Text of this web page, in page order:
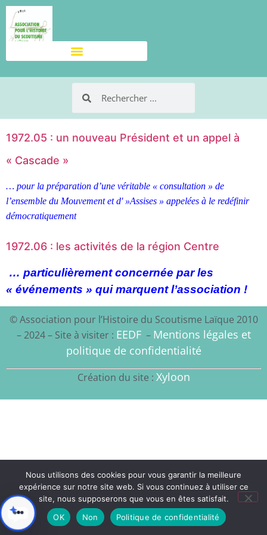
1972.05 : un nouveau Président et un appel à
« Cascade »
… pour la préparation d’une véritable « consultation » de
l’ensemble du Mouvement et d' »Assises » appelées à le redéfinir
démocratiquement
1972.06 : les activités de la région Centre
… particulièrement concernée par les
« événements » qui marquent l’association !
© Association pour l’Histoire du Scoutisme Laïque 2010
– 2024 – Site à visiter : EEDF– Mentions légales et
politique de confidentialité
Création du site : Xyloon
Nous utilisons des cookies pour vous garantir la meilleure
expérience sur notre site web. Si vous continuez à utiliser ce
site, nous supposerons que vous en êtes satisfait.
OK
Non Politique de confidentialité